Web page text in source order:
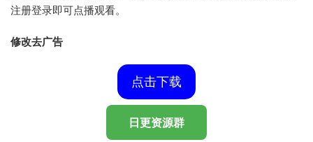
注册登录即可点播观看。
修改去广告
点击下载
日更资源群